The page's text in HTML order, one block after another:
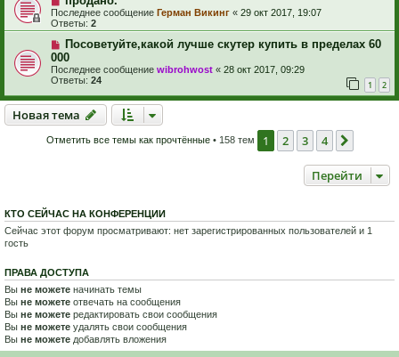
Последнее сообщение Герман Викинг « 29 окт 2017, 19:07
Ответы: 2
Посоветуйте,какой лучше скутер купить в пределах 60
000
Последнее сообщение wibrohwost « 28 окт 2017, 09:29
Ответы: 24 1 2
Новая тема
Новаятема
Отметить все темы как прочтённые• 158 тем 1 2 3 4
Перейти
КТО СЕЙЧАС НА КОНФЕРЕНЦИИ
Сейчас этот форум просматривают: нет зарегистрированных пользователей и 1
гость
ПРАВА ДОСТУПА
Вы не можете начинать темы
Вы не можете отвечать на сообщения
Вы не можете редактировать свои сообщения
Вы не можете удалять свои сообщения
Вы не можете добавлять вложения